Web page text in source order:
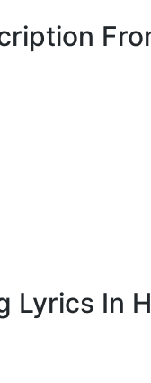
Lyrics In